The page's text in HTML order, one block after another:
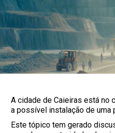
A cidade de Caieiras está no
a possível instalação de uma
Este tópico tem gerado